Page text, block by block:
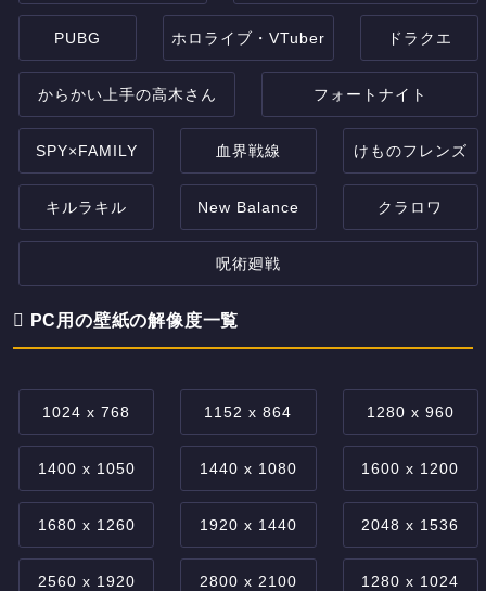
PUBG ホロライブ・VTuber ドラクエ
からかい上手の高木さん フォートナイト
SPY×FAMILY 血界戦線 けものフレンズ
キルラキル New Balance クラロワ
呪術廻戦
PC用の壁紙の解像度一覧
1024 x 768 1152 x 864 1280 x 960
1400 x 1050 1440 x 1080 1600 x 1200
1680 x 1260 1920 x 1440 2048 x 1536
2560 x 1920 2800 x 2100 1280 x 1024